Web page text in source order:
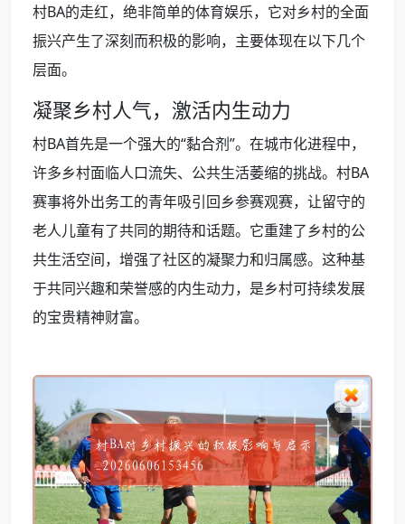
村BA的走红，绝非简单的体育娱乐，它对乡村的全面
振兴产生了深刻而积极的影响，主要体现在以下几个
层面。
凝聚乡村人气，激活内生动力
村BA首先是一个强大的“黏合剂”。在城市化进程中，
许多乡村面临人口流失、公共生活萎缩的挑战。村BA
赛事将外出务工的青年吸引回乡参赛观赛，让留守的
老人儿童有了共同的期待和话题。它重建了乡村的公
共生活空间，增强了社区的凝聚力和归属感。这种基
于共同兴趣和荣誉感的内生动力，是乡村可持续发展
的宝贵精神财富。